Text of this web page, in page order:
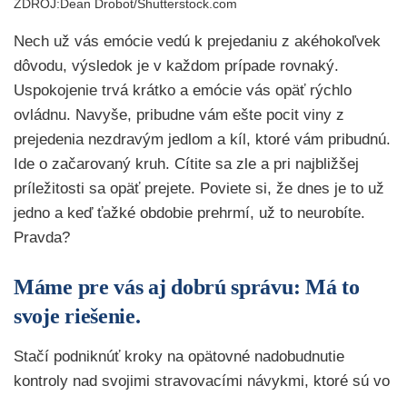
ZDROJ:Dean Drobot/Shutterstock.com
Nech už vás emócie vedú k prejedaniu z akéhokoľvek
dôvodu, výsledok je v každom prípade rovnaký.
Uspokojenie trvá krátko a emócie vás opäť rýchlo
ovládnu. Navyše, pribudne vám ešte pocit viny z
prejedenia nezdravým jedlom a kíl, ktoré vám pribudnú.
Ide o začarovaný kruh. Cítite sa zle a pri najbližšej
príležitosti sa opäť prejete. Poviete si, že dnes je to už
jedno a keď ťažké obdobie prehrmí, už to neurobíte.
Pravda?
Máme pre vás aj dobrú správu: Má to
svoje riešenie.
Stačí podniknúť kroky na opätovné nadobudnutie
kontroly nad svojimi stravovacími návykmi, ktoré sú vo